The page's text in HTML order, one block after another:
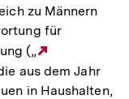
zu Männern
für
(„
Link:
aus dem Jahr
in Haushalten,